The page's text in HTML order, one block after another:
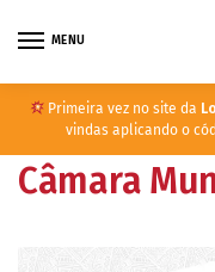
MENU
Primeira vez no site da
vindas aplicando o
Câmara